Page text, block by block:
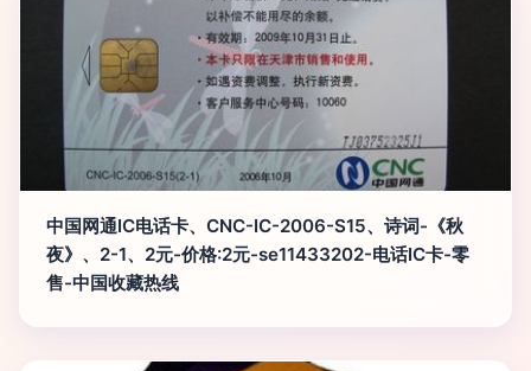
中国网通IC电话卡、CNC-IC-2006-S15、诗词-《秋
夜》、2-1、2元-价格:2元-se11433202-电话IC卡-零
售-中国收藏热线